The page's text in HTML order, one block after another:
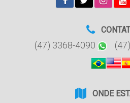
(47) 3368-4090
ONDE